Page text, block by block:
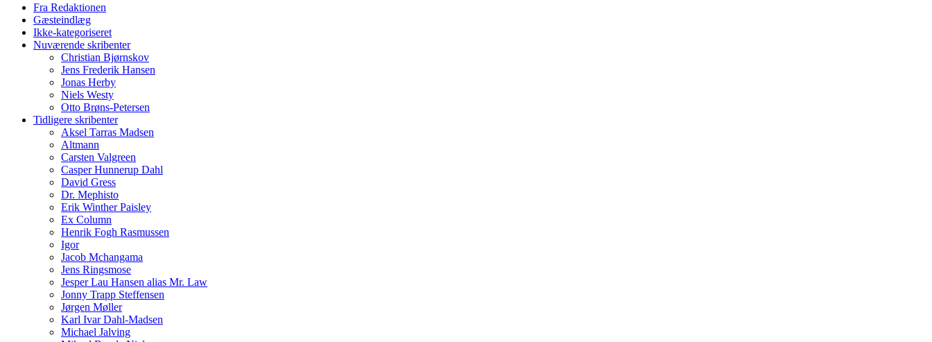
Fra Redaktionen
Gæsteindlæg
Ikke-kategoriseret
Nuværende skribenter
Christian Bjørnskov
Jens Frederik Hansen
Jonas Herby
Niels Westy
Otto Brøns-Petersen
Tidligere skribenter
Aksel Tarras Madsen
Altmann
Carsten Valgreen
Casper Hunnerup Dahl
David Gress
Dr. Mephisto
Erik Winther Paisley
Ex Column
Henrik Fogh Rasmussen
Igor
Jacob Mchangama
Jens Ringsmose
Jesper Lau Hansen alias Mr. Law
Jonny Trapp Steffensen
Jørgen Møller
Karl Ivar Dahl-Madsen
Michael Jalving